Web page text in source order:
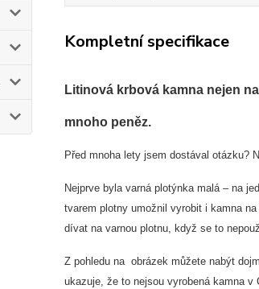
Kompletní specifikace
Litinová krbová kamna nejen
mnoho peněz.
Před mnoha lety jsem dostával otázku?
Nejprve byla varná plotýnka malá – na
tvarem plotny umožnil vyrobit i kamna
dívat na varnou plotnu, když se to
Z pohledu na obrázek můžete nabýt
ukazuje, že to nejsou vyrobená kamna v